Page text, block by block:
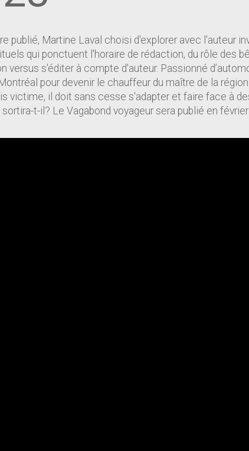
publié, Martine Laval choisi d'explorer avec l'auteur
qui ponctuent l'horaire de rédaction, du rôle des
s'éditer à compte d'auteur. Passionné
pour devenir le chauffeur du maître de la
victime, il doit sans cesse s'adapter et faire face à
t-il? Le Vagabond voyageur sera publié en